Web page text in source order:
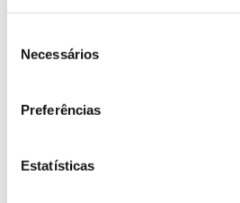
Necessários
Preferências
Estatísticas
Registar galhas de Trichi em